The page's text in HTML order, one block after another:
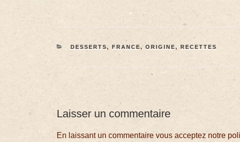
DESSERTS, FRANCE, ORIGINE, RECETTES
Laisser un commentaire
En laissant un commentaire vous acceptez notre